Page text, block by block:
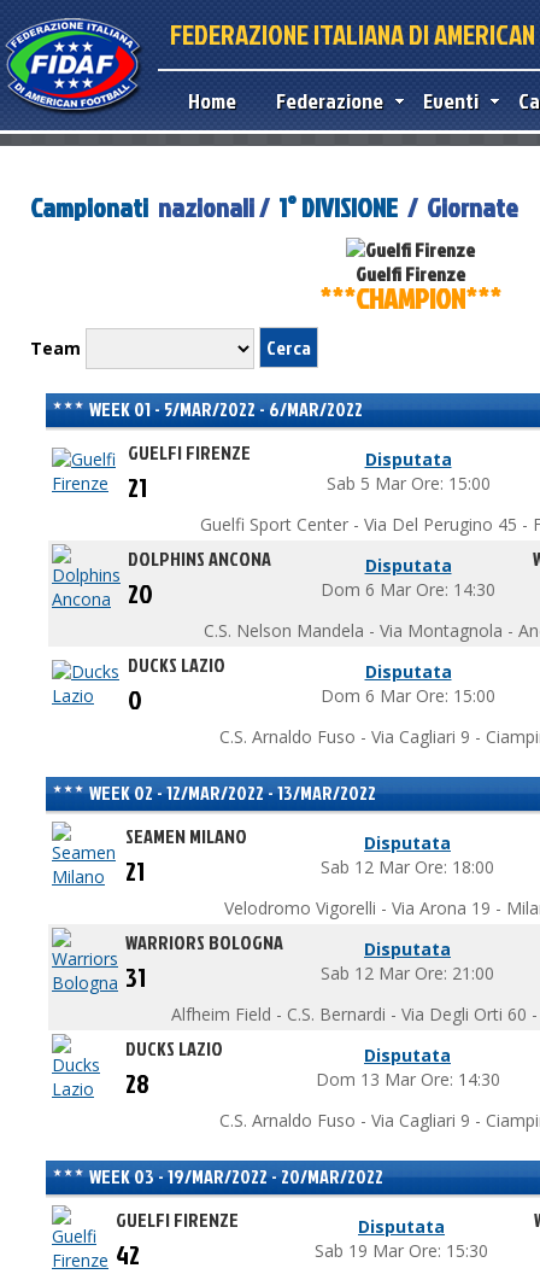
FEDERAZIONE ITALIANA DI
Home Federazione Eventi
Campionati nazionali / 1° DIVISIONE / Giornate
Guelfi Firenze
***CHAMPION***
Team
WEEK 01 - 5/MAR/2022 - 6/MAR/2022
GUELFI FIRENZE
Disputata
Sab 5 Mar Ore: 15:00
21
Guelfi Sport Center - Via Del Perugino 45 -
DOLPHINS ANCONA
Disputata
Dom 6 Mar Ore: 14:30
20
C.S. Nelson Mandela - Via Montagnola -
DUCKS LAZIO
Disputata
Dom 6 Mar Ore: 15:00
0
C.S. Arnaldo Fuso - Via Cagliari 9 -
WEEK 02 - 12/MAR/2022 - 13/MAR/2022
SEAMEN MILANO
Disputata
Sab 12 Mar Ore: 18:00
21
Velodromo Vigorelli - Via Arona 19 -
WARRIORS BOLOGNA
Disputata
Sab 12 Mar Ore: 21:00
31
Alfheim Field - C.S. Bernardi - Via Degli Orti 60
DUCKS LAZIO
Disputata
Dom 13 Mar Ore: 14:30
28
C.S. Arnaldo Fuso - Via Cagliari 9 -
WEEK 03 - 19/MAR/2022 - 20/MAR/2022
GUELFI FIRENZE
Disputata
Sab 19 Mar Ore: 15:30
42